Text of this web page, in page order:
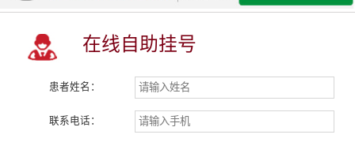
在线自助挂号
患者姓名：
联系电话：